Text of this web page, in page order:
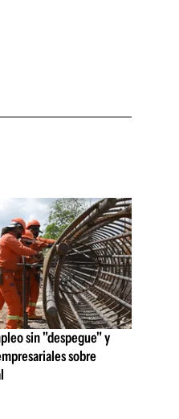
sin "despegue" y
sobre